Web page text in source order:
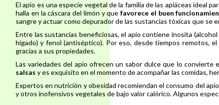
El apio es una especie vegetal de la familia de las apiáceas ideal
halla en la cáscara del limón y quefavorece el buen
sangre y actuar como depurador de las sustancias tóxicas que se
Entre las sustancias beneficiosas, el apio contiene inosita
hígado) y fenol (antiséptico). Por eso, desde tiempos remotos,
gracias a sus propiedades.
Las variedades del apio ofrecen un sabor dulce que lo convierte
salsas y es exquisito en el momento de acompañar las comidas,
Expertos en nutrición y obesidad recomiendan el consumo del
y otros inofensivos vegetales de bajo valor calórico. Algunos